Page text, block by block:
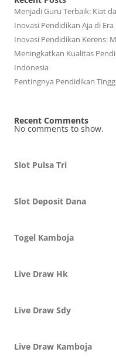
Menjadi Guru Terbaik: Kiat
Inovasi Pendidikan Aja di Era
Inovasi Pendidikan Kerens:
Meningkatkan Kualitas
Indonesia
Pentingnya Pendidikan
Recent Comments
No comments to show.
Slot Pulsa Tri
Slot Deposit Dana
Togel Kamboja
Live Draw Hk
Live Draw Sdy
Live Draw Kamboja